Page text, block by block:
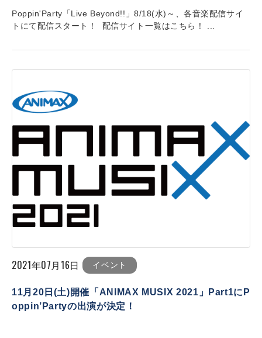
Poppin'Party「Live Beyond!!」8/18(水)～、各音楽配信サイ
トにて配信スタート！ 配信サイト一覧はこちら！ ...
2021年07月16日 イベント
11月20日(土)開催「ANIMAX MUSIX 2021」Part1にP
oppin’Partyの出演が決定！